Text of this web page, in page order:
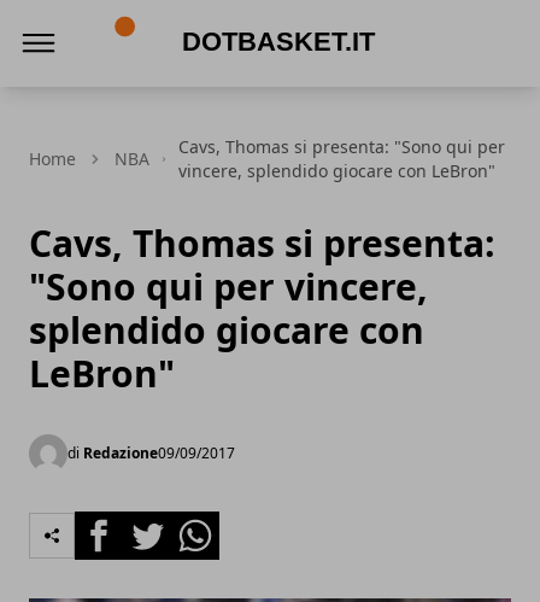
Home NBA
Cavs, Thomas si presenta: "Sono qui per
vincere, splendido giocare con LeBron"
Cavs, Thomas si presenta:
"Sono qui per vincere,
splendido giocare con
LeBron"
di Redazione09/09/2017
FacebookTwitterWhatsapp